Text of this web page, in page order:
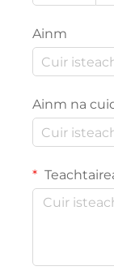
Ainm
Ainm na